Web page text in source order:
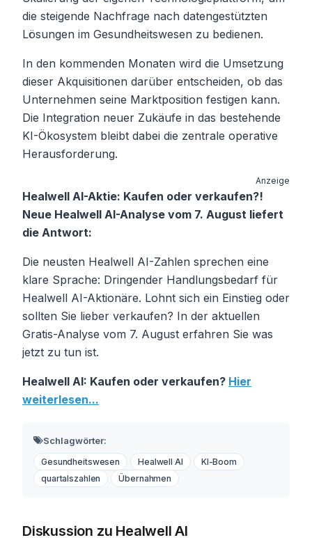
die steigende Nachfrage nach datengestützten
Lösungen im Gesundheitswesen zu bedienen.
In den kommenden Monaten wird die Umsetzung
dieser Akquisitionen darüber entscheiden, ob das
Unternehmen seine Marktposition festigen kann.
Die Integration neuer Zukäufe in das bestehende
KI-Ökosystem bleibt dabei die zentrale operative
Herausforderung.
Anzeige
Healwell AI-Aktie: Kaufen oder verkaufen?!
Neue Healwell AI-Analyse vom 7. August liefert
die Antwort:
Die neusten Healwell AI-Zahlen sprechen eine
klare Sprache: Dringender Handlungsbedarf für
Healwell AI-Aktionäre. Lohnt sich ein Einstieg oder
sollten Sie lieber verkaufen? In der aktuellen
Gratis-Analyse vom 7. August erfahren Sie was
jetzt zu tun ist.
Healwell AI: Kaufen oder verkaufen? Hier
weiterlesen...
Schlagwörter:
Gesundheitswesen Healwell AI
KI-Boom
quartalszahlen
Übernahmen
Diskussion zu Healwell AI